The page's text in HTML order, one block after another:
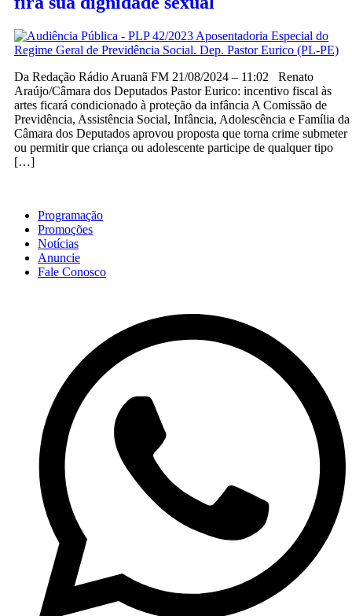
Da Redação Rádio Aruanã FM 21/08/2024 – 11:02 Renato
Araújo/Câmara dos Deputados Pastor Eurico: incentivo fiscal às
artes ficará condicionado à proteção da infância A Comissão de
Previdência, Assistência Social, Infância, Adolescência e Família da
Câmara dos Deputados aprovou proposta que torna crime submeter
ou permitir que criança ou adolescente participe de qualquer tipo
[…]
Programação
Promoções
Notícias
Anuncie
Fale Conosco